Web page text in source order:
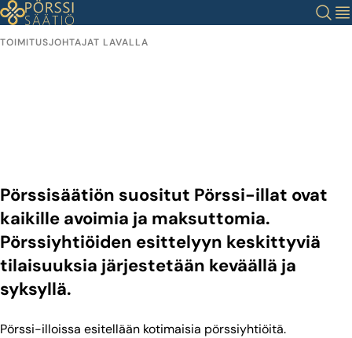
Siirry
sisältöön
Haku
TOIMITUSJOHTAJAT LAVALLA
Pörssisäätiön suositut Pörssi-illat ovat
kaikille avoimia ja maksuttomia.
Pörssiyhtiöiden esittelyyn keskittyviä
tilaisuuksia järjestetään keväällä ja
syksyllä.
Pörssi-illoissa esitellään kotimaisia pörssiyhtiöitä.